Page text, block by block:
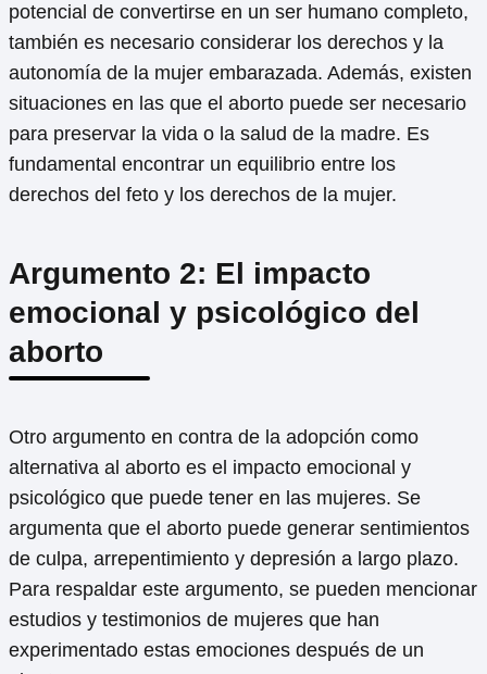
potencial de convertirse en un ser humano completo,
también es necesario considerar los derechos y la
autonomía de la mujer embarazada. Además, existen
situaciones en las que el aborto puede ser necesario
para preservar la vida o la salud de la madre. Es
fundamental encontrar un equilibrio entre los
derechos del feto y los derechos de la mujer.
Argumento 2: El impacto
emocional y psicológico del
aborto
Otro argumento en contra de la adopción como
alternativa al aborto es el impacto emocional y
psicológico que puede tener en las mujeres. Se
argumenta que el aborto puede generar sentimientos
de culpa, arrepentimiento y depresión a largo plazo.
Para respaldar este argumento, se pueden mencionar
estudios y testimonios de mujeres que han
experimentado estas emociones después de un